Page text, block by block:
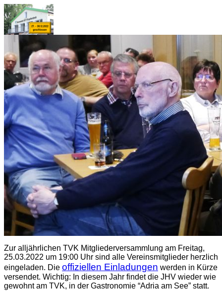
Zur alljährlichen TVK Mitgliederversammlung am Freitag,
25.03.2022 um 19:00 Uhr sind alle Vereinsmitglieder herzlich
eingeladen. Die offiziellen Einladungen werden in Kürze
versendet. Wichtig: In diesem Jahr findet die JHV wieder wie
gewohnt am TVK, in der Gastronomie “Adria am See” statt.